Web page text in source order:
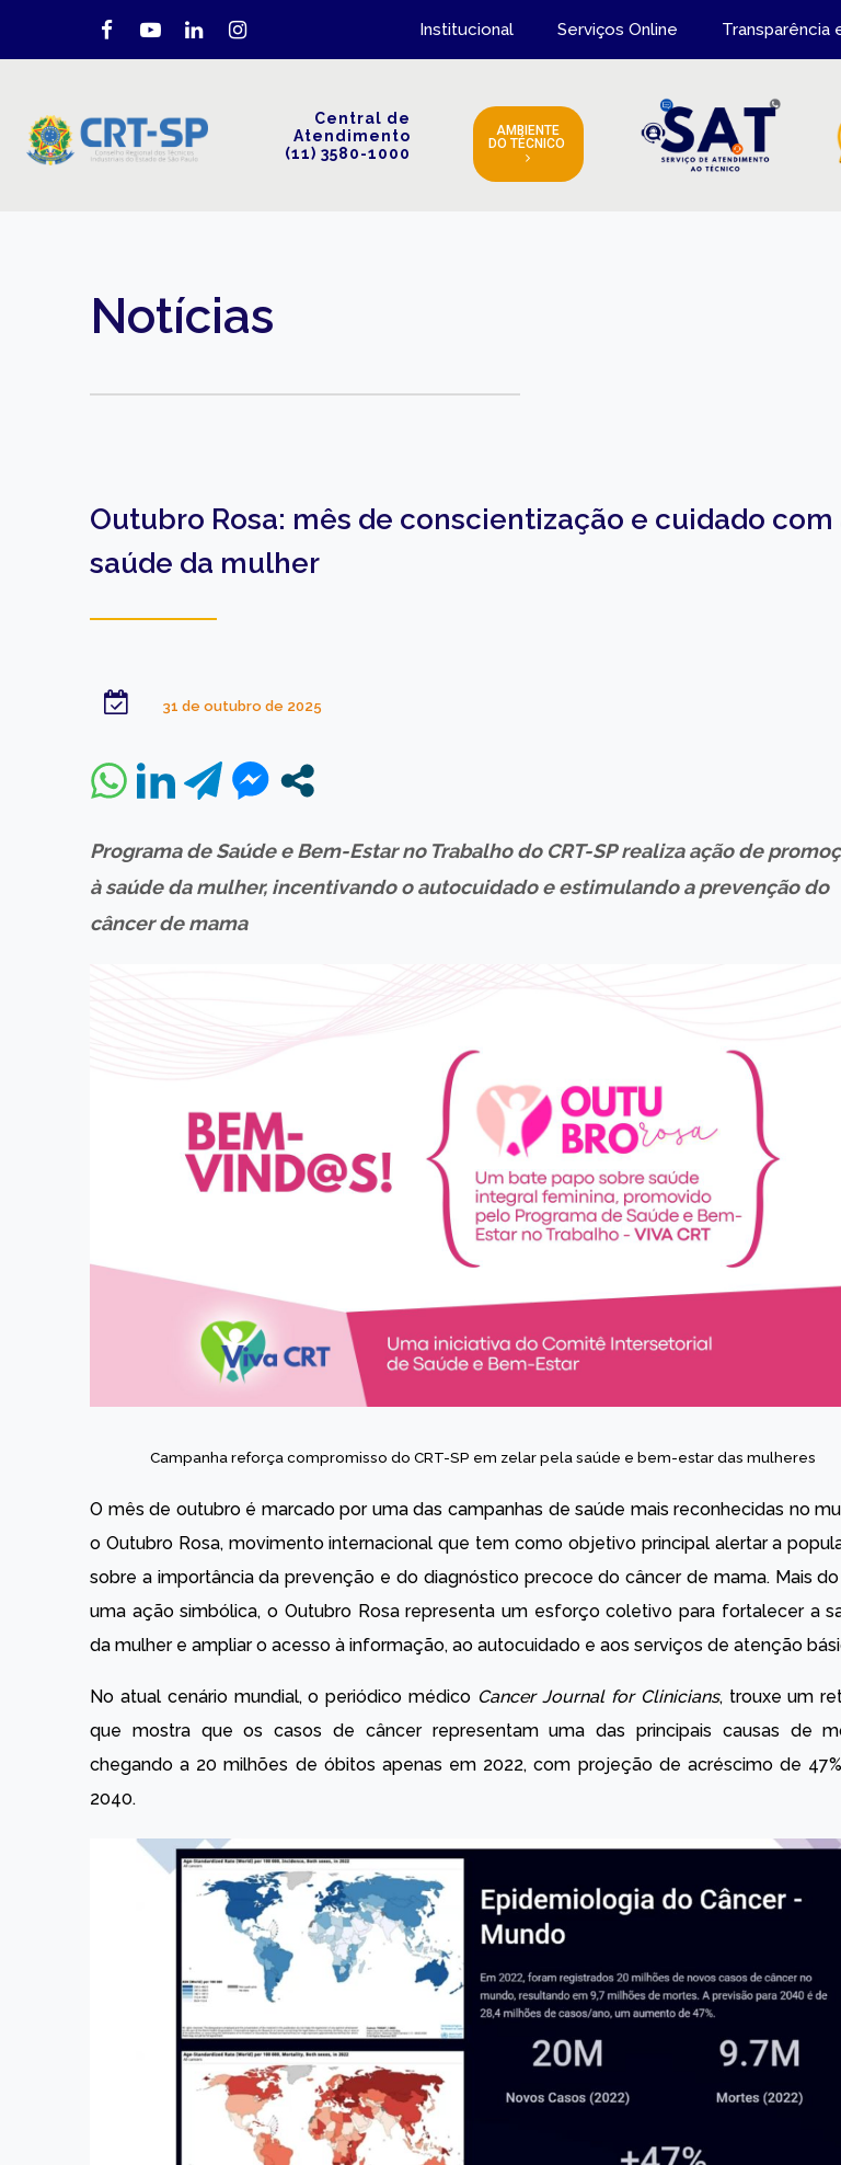
Institucional Serviços Online Transparência
Central de
Atendimento
(11) 3580-1000
AMBIENTE
DO TÉCNICO
Notícias
Outubro Rosa: mês de conscientização e cuidado com
saúde da mulher
31 de outubro de 2025
Programa de Saúde e Bem-Estar no Trabalho do CRT-SP realiza ação de
à saúde da mulher, incentivando o autocuidado e estimulando a prevenção do
câncer de mama
Campanha reforça compromisso do CRT-SP em zelar pela saúde e bem-estar das mulheres
O mês de outubro é marcado por uma das campanhas de saúde mais reconhecidas no
o Outubro Rosa, movimento internacional que tem como objetivo principal alertar a
sobre a importância da prevenção e do diagnóstico precoce do câncer de mama. Mais
uma ação simbólica, o Outubro Rosa representa um esforço coletivo para fortalecer a
da mulher e ampliar o acesso à informação, ao autocuidado e aos serviços de atenção
No atual cenário mundial, o periódico médico Cancer Journal for Clinicians, trouxe um
que mostra que os casos de câncer representam uma das principais causas de
chegando a 20 milhões de óbitos apenas em 2022, com projeção de acréscimo de
2040.